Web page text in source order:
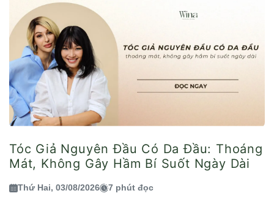
Tóc Giả Nguyên Đầu Có Da Đầu: Thoáng
Mát, Không Gây Hầm Bí Suốt Ngày Dài
Thứ Hai, 03/08/2026 7 phút đọc